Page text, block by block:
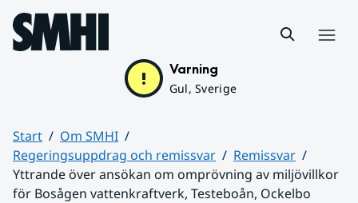
Hoppa till sidans innehåll
Varning
Gul, Sverige
Start
Om SMHI
Regeringsuppdrag och remissvar
Remissvar
Yttrande över ansökan om omprövning av miljövillkor
för Bosågen vattenkraftverk, Testeboån, Ockelbo